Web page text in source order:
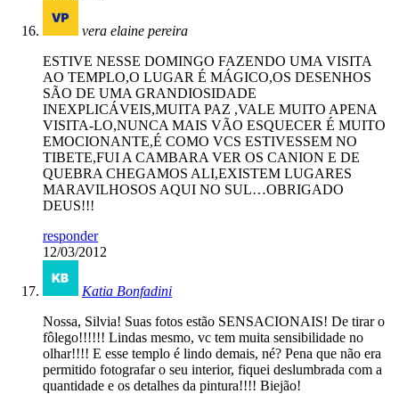
vera elaine pereira
ESTIVE NESSE DOMINGO FAZENDO UMA VISITA
AO TEMPLO,O LUGAR É MÁGICO,OS DESENHOS
SÃO DE UMA GRANDIOSIDADE
INEXPLICÁVEIS,MUITA PAZ ,VALE MUITO APENA
VISITA-LO,NUNCA MAIS VÃO ESQUECER É MUITO
EMOCIONANTE,É COMO VCS ESTIVESSEM NO
TIBETE,FUI A CAMBARA VER OS CANION E DE
QUEBRA CHEGAMOS ALI,EXISTEM LUGARES
MARAVILHOSOS AQUI NO SUL…OBRIGADO
DEUS!!!
responder
12/03/2012
Katia Bonfadini
Nossa, Silvia! Suas fotos estão SENSACIONAIS! De tirar o
fôlego!!!!!! Lindas mesmo, vc tem muita sensibilidade no
olhar!!!! E esse templo é lindo demais, né? Pena que não era
permitido fotografar o seu interior, fiquei deslumbrada com a
quantidade e os detalhes da pintura!!!! Biejão!